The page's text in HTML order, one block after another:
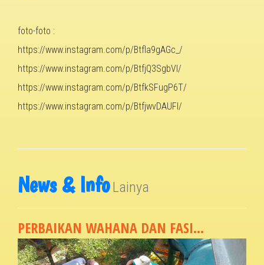
foto-foto :
https://www.instagram.com/p/Btfla9gAGc_/
https://www.instagram.com/p/BtfjQ3SgbVI/
https://www.instagram.com/p/BtfkSFugP6T/
https://www.instagram.com/p/BtfjwvDAUFl/
News & InfoLainya
PERBAIKAN WAHANA DAN FASI...